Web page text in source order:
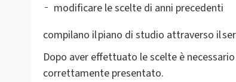
modificare le scelte di anni precedenti
compilano il piano di studio attraverso il
Dopo aver effettuato le scelte è
correttamente presentato.